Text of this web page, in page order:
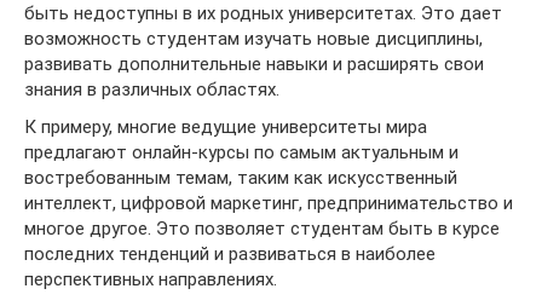
быть недоступны в их родных университетах. Это дает
возможность студентам изучать новые дисциплины,
развивать дополнительные навыки и расширять свои
знания в различных областях.
К примеру, многие ведущие университеты мира
предлагают онлайн-курсы по самым актуальным и
востребованным темам, таким как искусственный
интеллект, цифровой маркетинг, предпринимательство и
многое другое. Это позволяет студентам быть в курсе
последних тенденций и развиваться в наиболее
перспективных направлениях.